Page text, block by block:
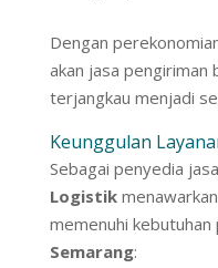
Dengan
akan jasa pengiriman
terjangkau menjadi
Keunggulan
Sebagai penyedia
Logistik
memenuhi kebutuhan
Semarang: